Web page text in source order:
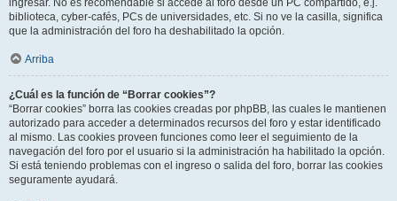
ingresar. No es recomendable si accede al foro desde un PC compartido, e.j.
biblioteca, cyber-cafés, PCs de universidades, etc. Si no ve la casilla, significa
que la administración del foro ha deshabilitado la opción.
Arriba
¿Cuál es la función de “Borrar cookies”?
“Borrar cookies” borra las cookies creadas por phpBB, las cuales le mantienen
autorizado para acceder a determinados recursos del foro y estar identificado
al mismo. Las cookies proveen funciones como leer el seguimiento de la
navegación del foro por el usuario si la administración ha habilitado la opción.
Si está teniendo problemas con el ingreso o salida del foro, borrar las cookies
seguramente ayudará.